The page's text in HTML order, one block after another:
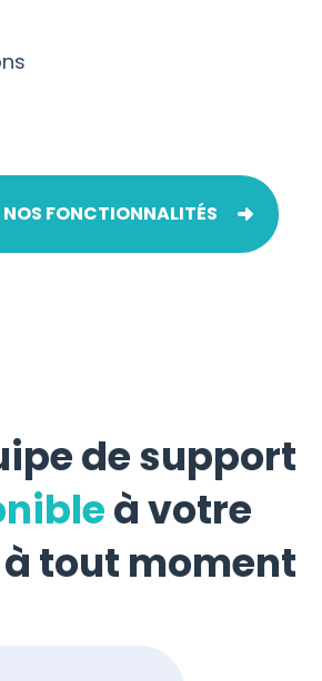
FONCTIONNALITÉS
de support
à votre
tout moment